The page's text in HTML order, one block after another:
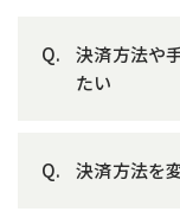
決済方法や
たい
決済方法を